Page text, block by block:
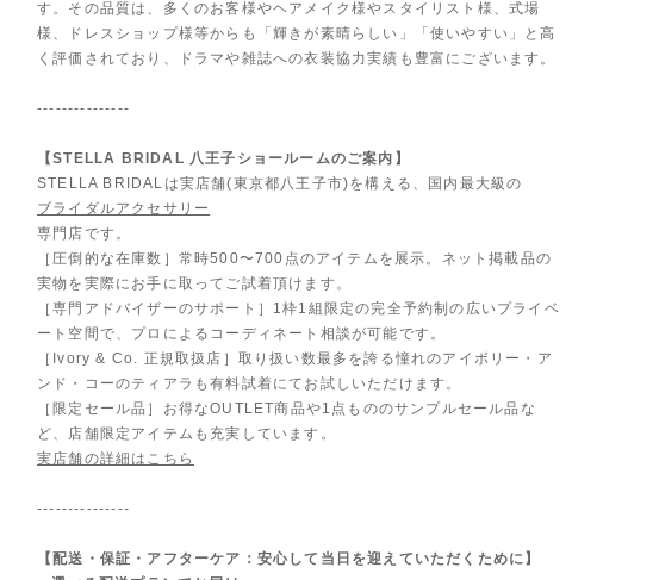
す。その品質は、多くのお客様やヘアメイク様やスタイリスト様、式場
様、ドレスショップ様等からも「輝きが素晴らしい」「使いやすい」と高
く評価されており、ドラマや雑誌への衣装協力実績も豊富にございます。
---------------
【STELLA BRIDAL 八王子ショールームのご案内】
STELLA BRIDALは実店舗(東京都八王子市)を構える、国内最大級の
ブライダルアクセサリー
専門店です。
［圧倒的な在庫数］常時500〜700点のアイテムを展示。ネット掲載品の
実物を実際にお手に取ってご試着頂けます。
［専門アドバイザーのサポート］1枠1組限定の完全予約制の広いプライベ
ート空間で、プロによるコーディネート相談が可能です。
［Ivory & Co. 正規取扱店］取り扱い数最多を誇る憧れのアイボリー・ア
ンド・コーのティアラも有料試着にてお試しいただけます。
［限定セール品］お得なOUTLET商品や1点もののサンプルセール品な
ど、店舗限定アイテムも充実しています。
実店舗の詳細はこちら
---------------
【配送・保証・アフターケア：安心して当日を迎えていただくために】